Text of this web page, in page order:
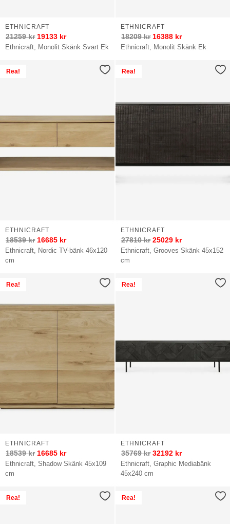
Ethnicraft, Monolit Skänk Svart Ek
ETHNICRAFT
21259kr 19133 kr
Ethnicraft, Monolit Skänk Ek
ETHNICRAFT
18209kr 16388 kr
Rea!
Ethnicraft, Nordic TV-bänk 46x120
cm
ETHNICRAFT
18539kr 16685 kr
Rea!
Ethnicraft, Grooves Skänk 45x152
cm
ETHNICRAFT
27810kr 25029 kr
Rea!
Ethnicraft, Shadow Skänk 45x109
cm
ETHNICRAFT
18539kr 16685 kr
Rea!
Ethnicraft, Graphic Mediabänk
45x240 cm
ETHNICRAFT
35769kr 32192 kr
Rea! Rea!